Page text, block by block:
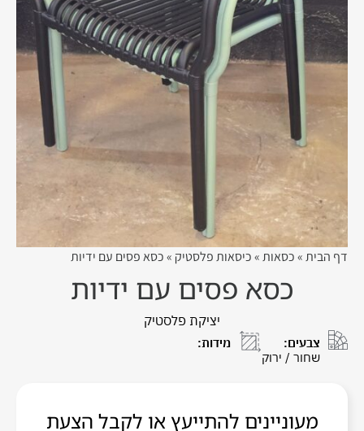
דף הבית»כסאות»כיסאות פלסטיק »כסא פסים עם ידיות
כסא פסים עם ידיות
יציקת פלסטיק
צבעים:
שחור / ירוק
מידות:
מעוניינים להתייעץ או לקבל הצעת